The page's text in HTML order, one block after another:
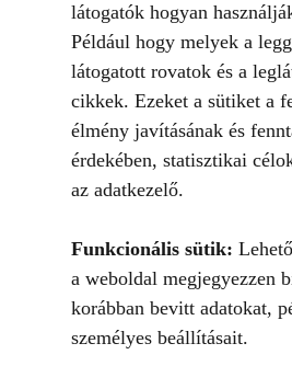
látogatók hogyan
Például hogy melyek a
látogatott rovatok és a
cikkek. Ezeket a sütiket a
élmény javításának és
érdekében, statisztikai
az adatkezelő.
Funkcionális sütik:
a weboldal megjegyezzen
korábban bevitt adatokat,
személyes beállításait.